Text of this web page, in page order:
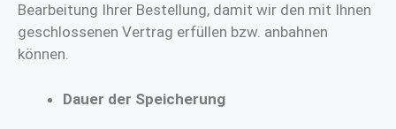
Bearbeitung Ihrer Bestellung, damit wir den mit Ihnen
geschlossenen Vertrag erfüllen bzw. anbahnen
können.
Dauer der Speicherung